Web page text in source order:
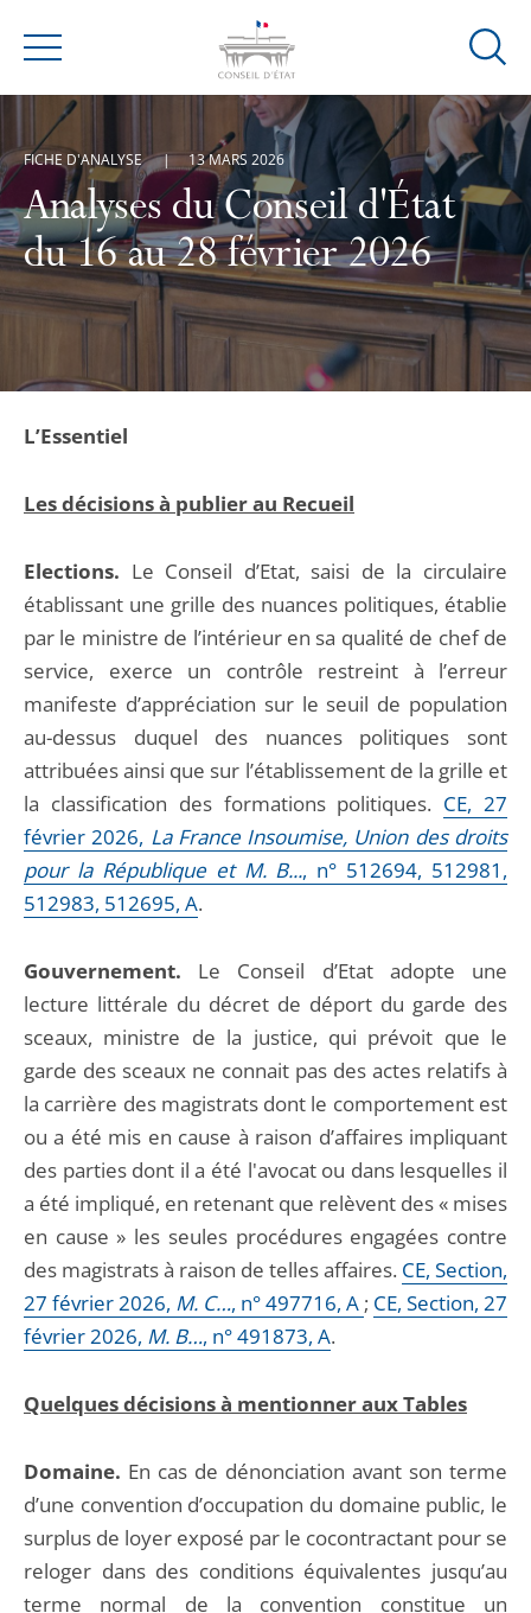
Menu
Ouvrir
de
Analyses du Conseil d'État
du 16 au 28 février 2026
FICHE D'ANALYSE 13 MARS 2026
L’Essentiel
Les décisions à publier au Recueil
Elections. Le Conseil d’Etat, saisi de la circulaire
établissant une grille des nuances politiques, établie
par le ministre de l’intérieur en sa qualité de chef de
service, exerce un contrôle restreint à l’erreur
manifeste d’appréciation sur le seuil de population
au-dessus duquel des nuances politiques sont
attribuées ainsi que sur l’établissement de la grille et
la classification des formations politiques. CE, 27
février 2026, La France Insoumise, Union des droits
pour la République et M. B..., n° 512694, 512981,
512983, 512695, A.
Gouvernement. Le Conseil d’Etat adopte une
lecture littérale du décret de déport du garde des
sceaux, ministre de la justice, qui prévoit que le
garde des sceaux ne connait pas des actes relatifs à
la carrière des magistrats dont le comportement est
ou a été mis en cause à raison d’affaires impliquant
des parties dont il a été l'avocat ou dans lesquelles il
a été impliqué, en retenant que relèvent des « mises
en cause » les seules procédures engagées contre
des magistrats à raison de telles affaires. CE, Section,
27 février 2026, M. C…, n° 497716, A ; CE, Section, 27
février 2026, M. B…, n° 491873, A.
Quelques décisions à mentionner aux Tables
Domaine. En cas de dénonciation avant son terme
d’une convention d’occupation du domaine public, le
surplus de loyer exposé par le cocontractant pour se
reloger dans des conditions équivalentes jusqu’au
terme normal de la convention constitue un